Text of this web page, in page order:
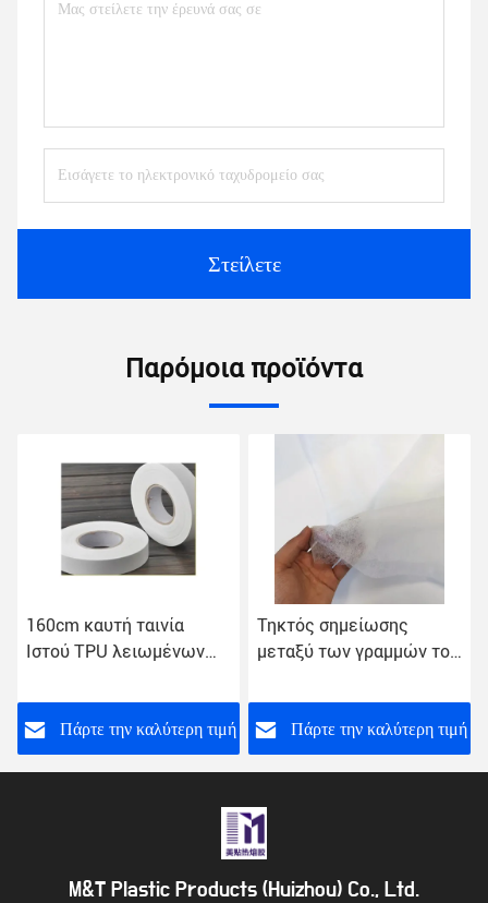
Στείλετε
Παρόμοια προϊόντα
160cm καυτή ταινία
Ιστού TPU λειωμένων
για το ύφασμα
παπουτσιών
Πάρτε την καλύτερη τιμή
Τηκτός σημείωσης
μεταξύ των γραμμών του
καυτός υφαντικός Ιστός
υφάσματος λειωμένων
μετάλλων
Πάρτε την καλύτερη τιμή
M&T Plastic Products (Huizhou) Co., Ltd.